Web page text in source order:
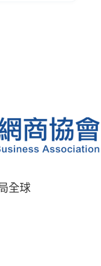
全球